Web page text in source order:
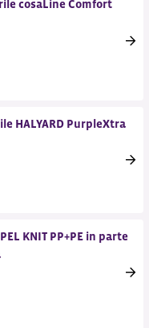
cosaLine Comfort
HALYARD PurpleXtra
KNIT PP+PE in parte